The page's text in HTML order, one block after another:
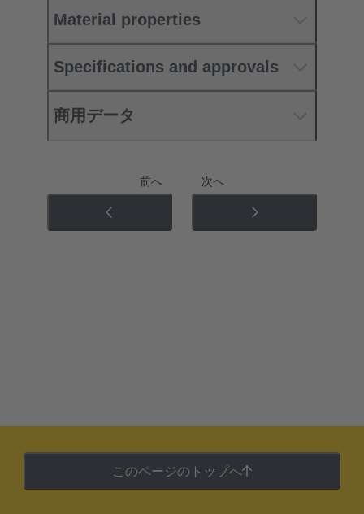
Material properties
Specifications and approvals
商用データ
前へ 次へ
このページのトップへ